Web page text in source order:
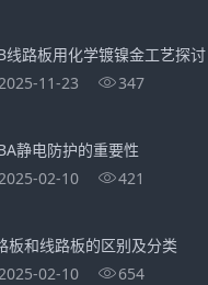
线路板用化学镀镍金工艺探讨
11-23
347
静电防护的重要性
02-10
421
板和线路板的区别及分类
02-10
654